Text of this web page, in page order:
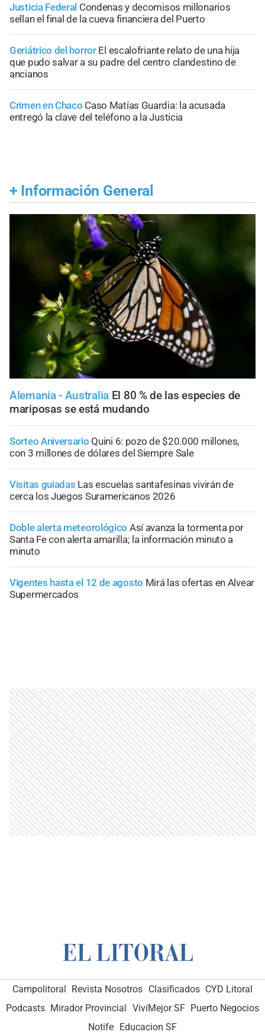
Justicia Federal Condenas y decomisos millonarios
sellan el final de la cueva financiera del Puerto
Geriátrico del horror El escalofriante relato de una hija
que pudo salvar a su padre del centro clandestino de
ancianos
Crimen en Chaco Caso Matías Guardia: la acusada
entregó la clave del teléfono a la Justicia
+ Información General
Alemania - Australia El 80 % de las especies de
mariposas se está mudando
Sorteo Aniversario Quini 6: pozo de $20.000 millones,
con 3 millones de dólares del Siempre Sale
Visitas guiadas Las escuelas santafesinas vivirán de
cerca los Juegos Suramericanos 2026
Doble alerta meteorológico Así avanza la tormenta por
Santa Fe con alerta amarilla; la información minuto a
minuto
Vigentes hasta el 12 de agosto Mirá las ofertas en Alvear
Supermercados
Campolitoral Revista Nosotros Clasificados CYD Litoral
Podcasts Mirador Provincial VivíMejor SF Puerto Negocios
Notife Educacion SF